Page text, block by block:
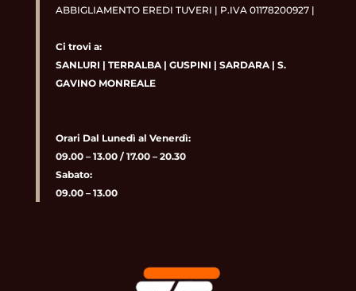
ABBIGLIAMENTO EREDI TUVERI | P.IVA 01178200927 |
Ci trovi a:
SANLURI | TERRALBA| GUSPINI | SARDARA| S.
GAVINO MONREALE
Orari Dal Lunedì al Venerdì:
09.00 – 13.00 / 17.00 – 20.30
Sabato:
09.00 – 13.00